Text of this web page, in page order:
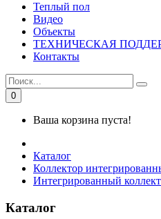
Теплый пол
Видео
Объекты
ТЕХНИЧЕСКАЯ
Контакты
0
Ваша корзина пуста!
Каталог
Коллектор
Интегрированный
Каталог